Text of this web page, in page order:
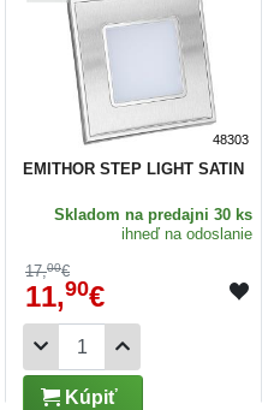
48303
EMITHOR STEP LIGHT SATIN
Skladom na predajni 30 ks
ihneď na odoslanie
17,00€
11,90€
Kúpiť